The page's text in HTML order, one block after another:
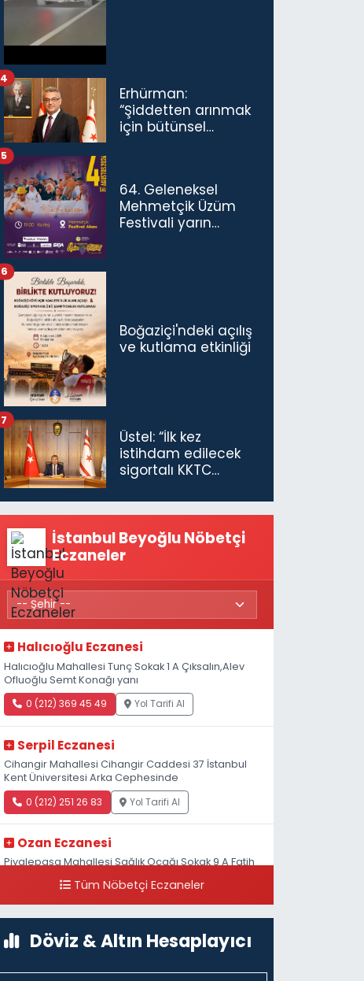
Erhürman:
“Şiddetten arınmak
için bütünsel
4
64. Geleneksel
Mehmetçik Üzüm
Festivali yarın
5
Boğaziçi'ndeki açılış
ve kutlama etkinliği
6
Üstel: “İlk kez
istihdam edilecek
sigortalı KKTC
maaş desteğini 35
bin TL'ye çıkardık”
7
İstanbul Beyoğlu Nöbetçi
Eczaneler
Halıcıoğlu Eczanesi
Halıcıoğlu Mahallesi Tunç Sokak 1 A Çıksalın,Alev
Ofluoğlu Semt Konağı yanı
0 (212) 369 45 49 Yol Tarifi Al
Serpil Eczanesi
Cihangir Mahallesi Cihangir Caddesi 37 İstanbul
Kent Üniversitesi Arka Cephesinde
0 (212) 251 26 83 Yol Tarifi Al
Ozan Eczanesi
Piyalepaşa Mahallesi Sağlık Ocağı Sokak 9 A Fatih
Tüm Nöbetçi Eczaneler
Döviz & Altın Hesaplayıcı